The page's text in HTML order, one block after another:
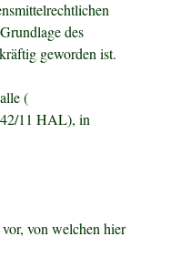
des
geworden ist.
(
11 HAL), in
von welchen hier